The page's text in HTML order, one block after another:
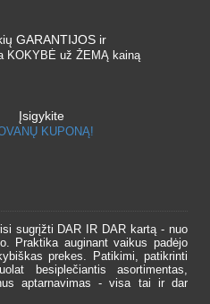
GARANTIJOS ir
KOKYBĖ už ŽEMĄ kainą
Įsigykite
KUPONĄ!
sugrįžti DAR IR DAR kartą - nuo
Praktika auginant vaikus padėjo
prekes. Patikimi, patikrinti
besiplečiantis asortimentas,
aptarnavimas - visa tai ir dar